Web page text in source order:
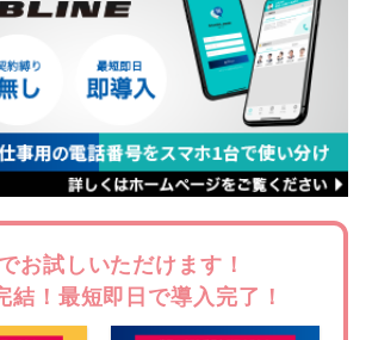
お試しいただけます！
結！最短即日で導入完了！